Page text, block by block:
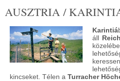
AUSZTRIA /
Karintiá
áll
kincseket. Télen a Turracher